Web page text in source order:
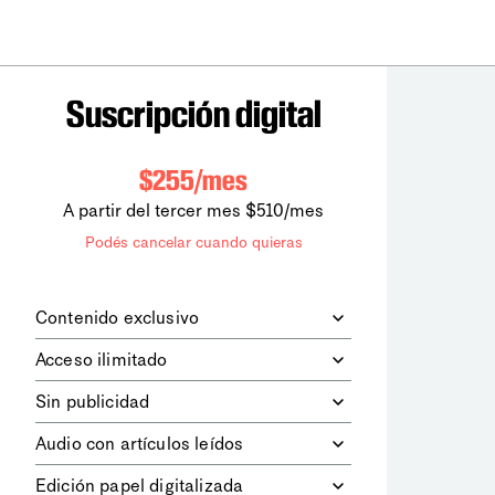
Suscripción digital
$255/mes
A partir del tercer mes $510/mes
Podés cancelar cuando quieras
Contenido exclusivo
digitales dela diaria
los contenidos de Le Monde
diplomatique.
Acceso ilimitado
contenidos.
Sin publicidad
publicitarios.
Audio con artículos leídos
Edición papel digitalizada